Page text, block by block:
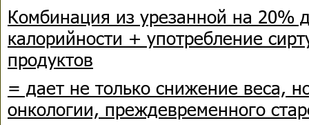
Комбинация из урезанной на 20%
калорийности + употребление
продуктов
= дает не только снижение веса,
онкологии, преждевременного